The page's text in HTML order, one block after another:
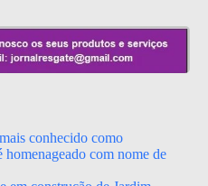
conhecido como
com nome de